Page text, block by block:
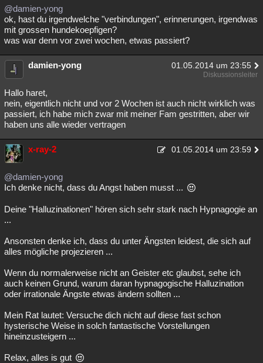
@damien-yong
ok, hast du irgendwelche "verbindungen", erinnerungen, irgendwas
mit grossen hundekoepfigen?
was war denn vor zwei wochen, etwas passiert?
damien-yong 01.05.2014 um 23:55
Diskussionsleiter
Hallo haret,
nein, eigentlich nicht und vor 2 Wochen ist auch nicht wirklich was
passiert, ich habe mich zwar mit meiner Fam gestritten, aber wir
haben uns alle wieder vertragen
x-ray-2 01.05.2014 um 23:59
@damien-yong
Ich denke nicht, dass du Angst haben musst ...
Deine "Halluzinationen" hören sich sehr stark nach Hypnagogie an
...
Ansonsten denke ich, dass du unter Ängsten leidest, die sich auf
alles mögliche projezieren ...
Wenn du normalerweise nicht an Geister etc glaubst, sehe ich
auch keinen Grund, warum daran hypnagogische Halluzination
oder irrationale Ängste etwas ändern sollten ...
Mein Rat lautet: Versuche dich nicht auf diese fast schon
hysterische Weise in solch fantastische Vorstellungen
hineinzusteigern ...
Relax, alles is gut